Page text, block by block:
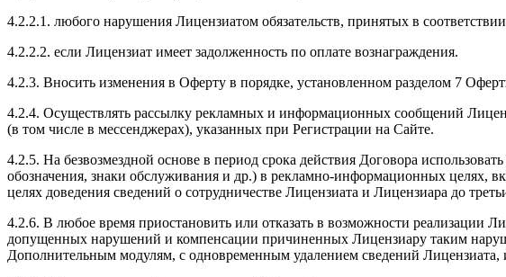
4.2.2.1. любого нарушения Лицензиатом обязательств, принятых в
4.2.2.2. если Лицензиат имеет задолженность по оплате вознаграждения.
4.2.3. Вносить изменения в Оферту в порядке, установленном разделом 7
4.2.4. Осуществлять рассылку рекламных и информационных сообщений
(в том числе в мессенджерах), указанных при Регистрации на Сайте.
4.2.5. На безвозмездной основе в период срока действия Договора
обозначения, знаки обслуживания и др.) в рекламно-информационных целях,
целях доведения сведений о сотрудничестве Лицензиата и Лицензиара до
4.2.6. В любое время приостановить или отказать в возможности реализации
допущенных нарушений и компенсации причиненных Лицензиару таким
Дополнительным модулям, с одновременным удалением сведений